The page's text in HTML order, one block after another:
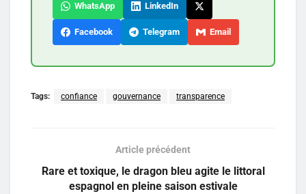
WhatsApp LinkedIn
Facebook Telegram Email
Tags: confiance gouvernance transparence
Article précédent
Rare et toxique, le dragon bleu agite le littoral
espagnol en pleine saison estivale